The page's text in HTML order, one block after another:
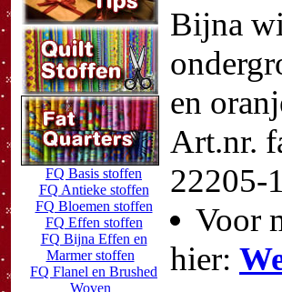
FQ Basis stoffen
FQ Antieke stoffen
FQ Bloemen stoffen
FQ Effen stoffen
FQ Bijna Effen en
Marmer stoffen
FQ Flanel en Brushed
Woven
Bijna
en
Art.nr.
22205-
Voor
hier: